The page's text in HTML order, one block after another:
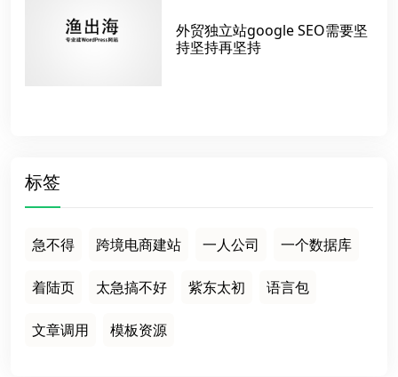
外贸独立站google SEO需要坚
持坚持再坚持
标签
急不得 跨境电商建站 一人公司 一个数据库
着陆页 太急搞不好 紫东太初 语言包
文章调用 模板资源